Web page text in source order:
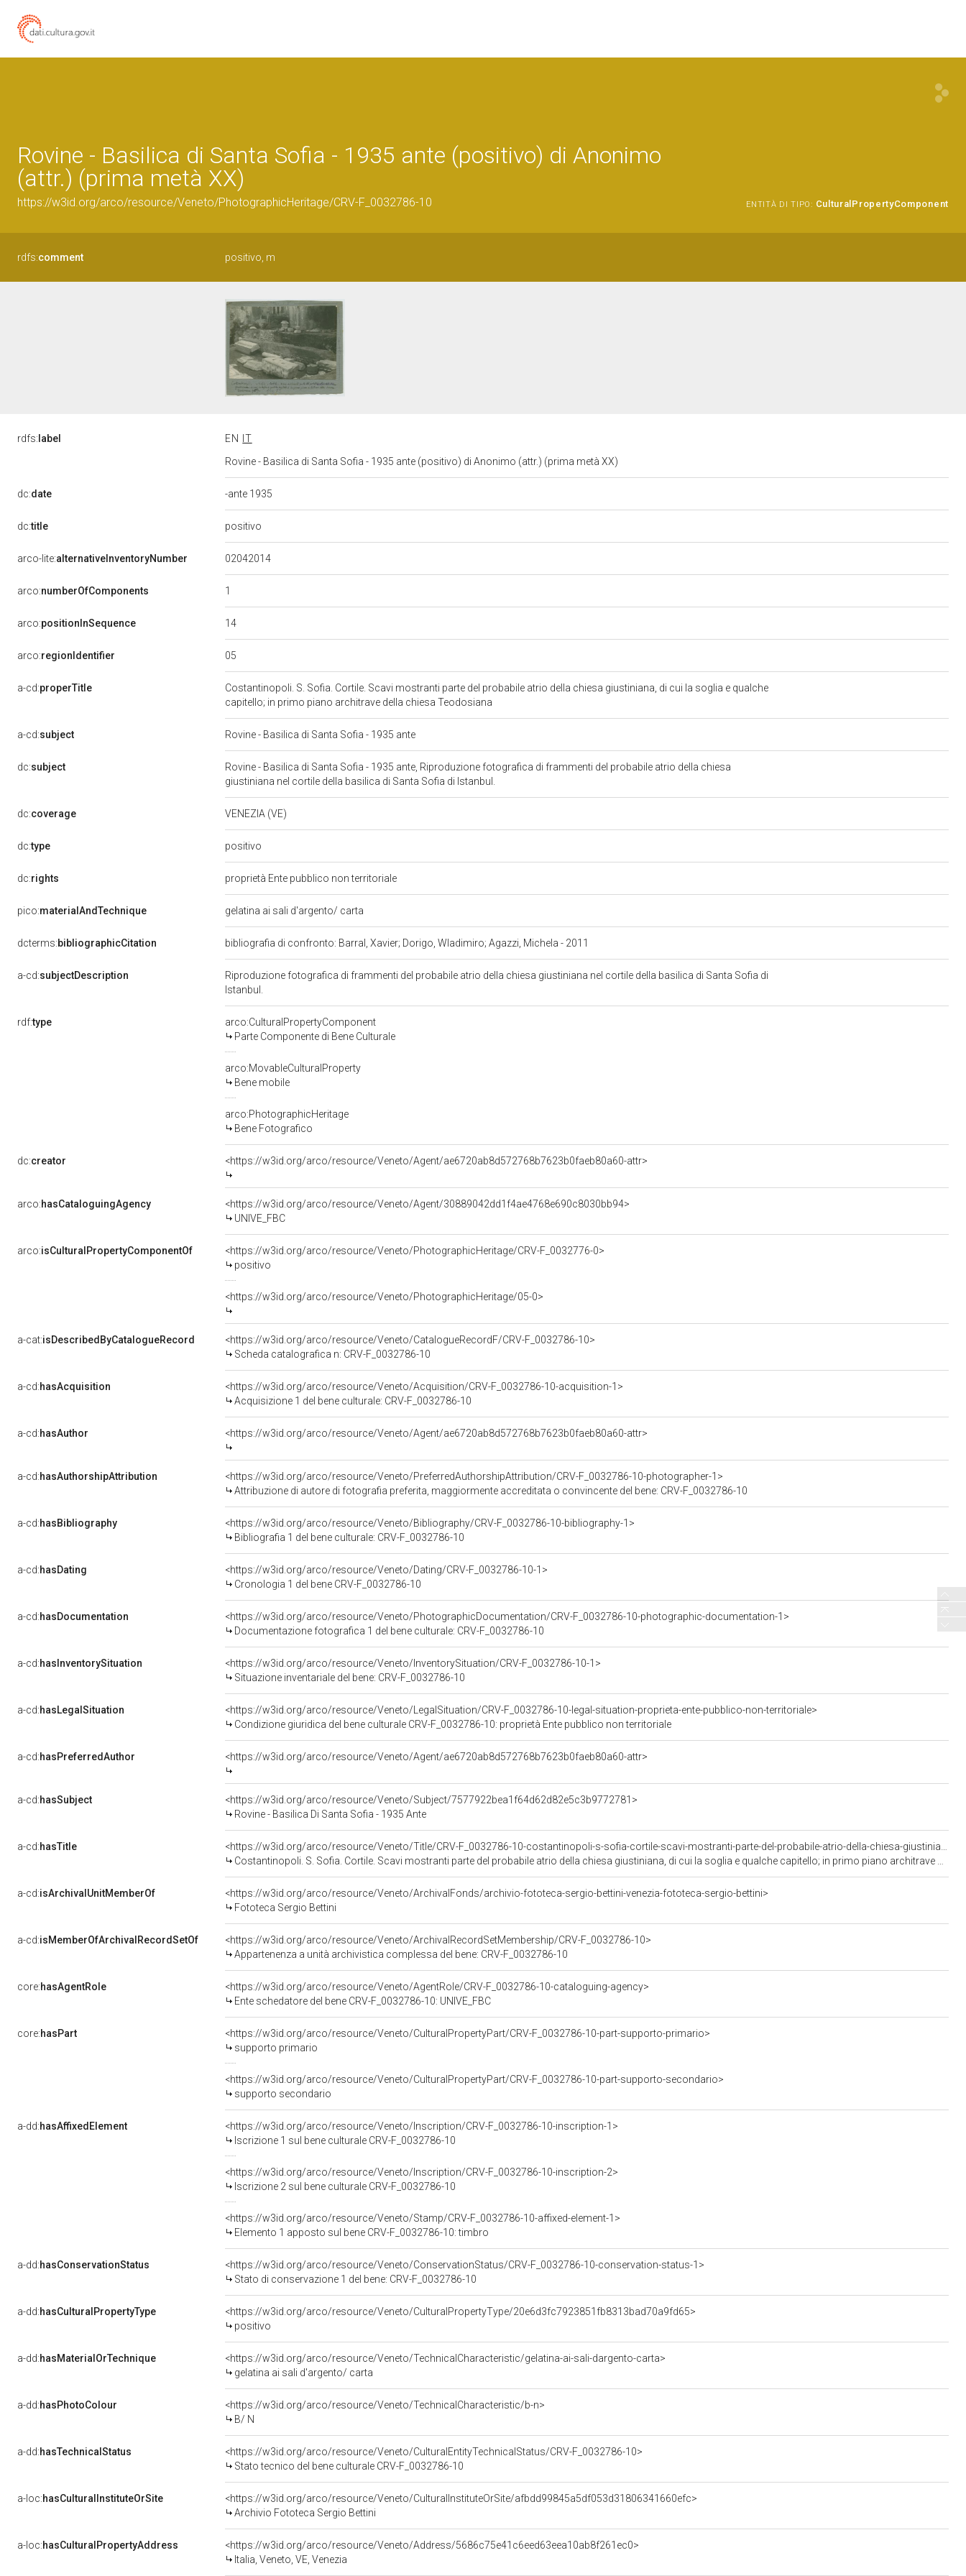
Rovine - Basilica di Santa Sofia - 1935 ante (positivo) di Anonimo
(attr.) (prima metà XX)
https://w3id.org/arco/resource/Veneto/PhotographicHeritage/CRV-F_0032786-10 ENTITÀ DI TIPO: CulturalPropertyComponent
rdfs:comment positivo, m
rdfs: label EN
IT
Rovine - Basilica di Santa Sofia - 1935 ante (positivo) di Anonimo (attr.) (prima metà XX)
dc:date -ante 1935
dc:title positivo
arco-lite:alternativeInventoryNumber 02042014
arco:numberOfComponents 1
arco:positionInSequence 14
arco:regionIdentifier 05
a-cd:properTitle
Costantinopoli. S. Sofia. Cortile. Scavi mostranti parte del probabile atrio della chiesa giustiniana, di cui la soglia e qualche
capitello; in primo piano architrave della chiesa Teodosiana
a-cd:subject Rovine - Basilica di Santa Sofia - 1935 ante
dc:subject Rovine - Basilica di Santa Sofia - 1935 ante, Riproduzione fotografica di frammenti del probabile atrio della chiesa
giustiniana nel cortile della basilica di Santa Sofia di Istanbul.
dc:coverage VENEZIA (VE)
dc:type positivo
dc:rights proprietà Ente pubblico non territoriale
pico:materialAndTechnique gelatina ai sali d'argento/ carta
dcterms:bibliographicCitation bibliografia di confronto: Barral, Xavier; Dorigo, Wladimiro; Agazzi, Michela - 2011
a-cd:subjectDescription
Riproduzione fotografica di frammenti del probabile atrio della chiesa giustiniana nel cortile della basilica di Santa Sofia di
Istanbul.
rdf:type
arco:CulturalPropertyComponent
Parte Componente di Bene Culturale
arco:MovableCulturalProperty
Bene mobile
arco:PhotographicHeritage
Bene Fotografico
dc:creator <https://w3id.org/arco/resource/Veneto/Agent/ae6720ab8d572768b7623b0faeb80a60-attr>
arco:hasCataloguingAgency
<https://w3id.org/arco/resource/Veneto/Agent/30889042dd1f4ae4768e690c8030bb94>
UNIVE_FBC
arco:isCulturalPropertyComponentOf
<https://w3id.org/arco/resource/Veneto/PhotographicHeritage/CRV-F_0032776-0>
positivo
<https://w3id.org/arco/resource/Veneto/PhotographicHeritage/05-0>
a-cat:isDescribedByCatalogueRecord
<https://w3id.org/arco/resource/Veneto/CatalogueRecordF/CRV-F_0032786-10>
Scheda catalografica n: CRV-F_0032786-10
a-cd:hasAcquisition
<https://w3id.org/arco/resource/Veneto/Acquisition/CRV-F_0032786-10-acquisition-1>
Acquisizione 1 del bene culturale: CRV-F_0032786-10
a-cd:hasAuthor <https://w3id.org/arco/resource/Veneto/Agent/ae6720ab8d572768b7623b0faeb80a60-attr>
a-cd:hasAuthorshipAttribution
<https://w3id.org/arco/resource/Veneto/PreferredAuthorshipAttribution/CRV-F_0032786-10-photographer-1>
Attribuzione di autore di fotografia preferita, maggiormente accreditata o convincente del bene: CRV-F_0032786-10
a-cd:hasBibliography
<https://w3id.org/arco/resource/Veneto/Bibliography/CRV-F_0032786-10-bibliography-1>
Bibliografia 1 del bene culturale: CRV-F_0032786-10
a-cd:hasDating
<https://w3id.org/arco/resource/Veneto/Dating/CRV-F_0032786-10-1>
Cronologia 1 del bene CRV-F_0032786-10
a-cd:hasDocumentation
<https://w3id.org/arco/resource/Veneto/PhotographicDocumentation/CRV-F_0032786-10-photographic-documentation-1>
Documentazione fotografica 1 del bene culturale: CRV-F_0032786-10
a-cd:hasInventorySituation
<https://w3id.org/arco/resource/Veneto/InventorySituation/CRV-F_0032786-10-1>
Situazione inventariale del bene: CRV-F_0032786-10
a-cd:hasLegalSituation
<https://w3id.org/arco/resource/Veneto/LegalSituation/CRV-F_0032786-10-legal-situation-proprieta-ente-pubblico-non-territoriale>
Condizione giuridica del bene culturale CRV-F_0032786-10: proprietà Ente pubblico non territoriale
a-cd:hasPreferredAuthor <https://w3id.org/arco/resource/Veneto/Agent/ae6720ab8d572768b7623b0faeb80a60-attr>
a-cd:hasSubject
<https://w3id.org/arco/resource/Veneto/Subject/7577922bea1f64d62d82e5c3b9772781>
Rovine - Basilica Di Santa Sofia - 1935 Ante
a-cd:hasTitle
Costantinopoli. S. Sofia. Cortile. Scavi mostranti parte del probabile atrio della chiesa giustiniana, di cui la soglia e qualche capitello; in primo piano architrave della chiesa Teodosiana
a-cd:isArchivalUnitMemberOf
<https://w3id.org/arco/resource/Veneto/ArchivalFonds/archivio-fototeca-sergio-bettini-venezia-fototeca-sergio-bettini>
Fototeca Sergio Bettini
a-cd:isMemberOfArchivalRecordSetOf
<https://w3id.org/arco/resource/Veneto/ArchivalRecordSetMembership/CRV-F_0032786-10>
Appartenenza a unità archivistica complessa del bene: CRV-F_0032786-10
core:hasAgentRole
<https://w3id.org/arco/resource/Veneto/AgentRole/CRV-F_0032786-10-cataloguing-agency>
Ente schedatore del bene CRV-F_0032786-10: UNIVE_FBC
core:hasPart
<https://w3id.org/arco/resource/Veneto/CulturalPropertyPart/CRV-F_0032786-10-part-supporto-primario>
supporto primario
<https://w3id.org/arco/resource/Veneto/CulturalPropertyPart/CRV-F_0032786-10-part-supporto-secondario>
supporto secondario
a-dd:hasAffixedElement
<https://w3id.org/arco/resource/Veneto/Inscription/CRV-F_0032786-10-inscription-1>
Iscrizione 1 sul bene culturale CRV-F_0032786-10
<https://w3id.org/arco/resource/Veneto/Inscription/CRV-F_0032786-10-inscription-2>
Iscrizione 2 sul bene culturale CRV-F_0032786-10
<https://w3id.org/arco/resource/Veneto/Stamp/CRV-F_0032786-10-affixed-element-1>
Elemento 1 apposto sul bene CRV-F_0032786-10: timbro
a-dd:hasConservationStatus
<https://w3id.org/arco/resource/Veneto/ConservationStatus/CRV-F_0032786-10-conservation-status-1>
Stato di conservazione 1 del bene: CRV-F_0032786-10
a-dd:hasCulturalPropertyType
<https://w3id.org/arco/resource/Veneto/CulturalPropertyType/20e6d3fc7923851fb8313bad70a9fd65>
positivo
a-dd:hasMaterialOrTechnique
<https://w3id.org/arco/resource/Veneto/TechnicalCharacteristic/gelatina-ai-sali-dargento-carta>
gelatina ai sali d'argento/ carta
a-dd:hasPhotoColour
<https://w3id.org/arco/resource/Veneto/TechnicalCharacteristic/b-n>
B/ N
a-dd:hasTechnicalStatus
<https://w3id.org/arco/resource/Veneto/CulturalEntityTechnicalStatus/CRV-F_0032786-10>
Stato tecnico del bene culturale CRV-F_0032786-10
a-loc:hasCulturalInstituteOrSite
<https://w3id.org/arco/resource/Veneto/CulturalInstituteOrSite/afbdd99845a5df053d31806341660efc>
Archivio Fototeca Sergio Bettini
a-loc:hasCulturalPropertyAddress
<https://w3id.org/arco/resource/Veneto/Address/5686c75e41c6eed63eea10ab8f261ec0>
Italia, Veneto, VE, Venezia